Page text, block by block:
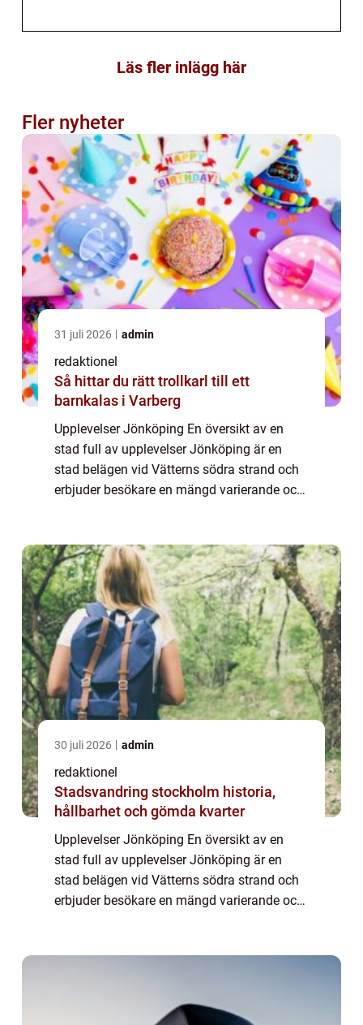
Läs fler inlägg här
Fler nyheter
31 juli 2026 admin
redaktionel
Så hittar du rätt trollkarl till ett
barnkalas i Varberg
Upplevelser Jönköping En översikt av en
stad full av upplevelser Jönköping är en
stad belägen vid Vätterns södra strand och
erbjuder besökare en mängd varierande och
och spänna...
30 juli 2026 admin
redaktionel
Stadsvandring stockholm historia,
hållbarhet och gömda kvarter
Upplevelser Jönköping En översikt av en
stad full av upplevelser Jönköping är en
stad belägen vid Vätterns södra strand och
erbjuder besökare en mängd varierande och